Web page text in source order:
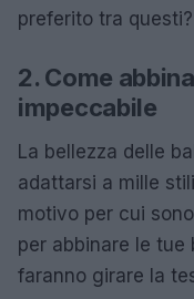
preferito tra questi?
2. Come
impeccabile
La bellezza delle
adattarsi a mille
motivo per cui
per abbinare le tue
faranno girare la